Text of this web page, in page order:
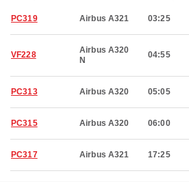
PC319 Airbus A321 03:25
VF228
Airbus A320
N
04:55
PC313 Airbus A320 05:05
PC315 Airbus A320 06:00
PC317 Airbus A321 17:25